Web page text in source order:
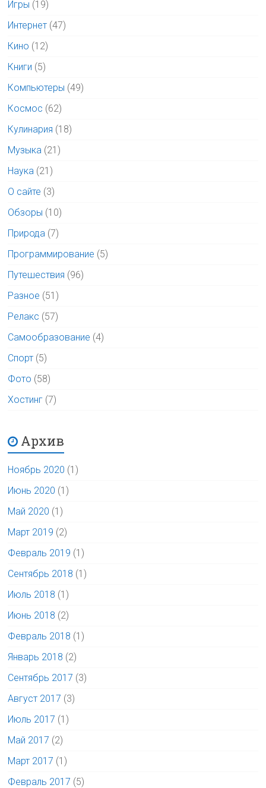
Игры (19)
Интернет (47)
Кино (12)
Книги (5)
Компьютеры (49)
Космос (62)
Кулинария (18)
Музыка (21)
Наука (21)
О сайте (3)
Обзоры (10)
Природа (7)
Программирование (5)
Путешествия (96)
Разное (51)
Релакс (57)
Самообразование (4)
Спорт (5)
Фото (58)
Хостинг (7)
Архив
Ноябрь 2020 (1)
Июнь 2020 (1)
Май 2020 (1)
Март 2019 (2)
Февраль 2019 (1)
Сентябрь 2018 (1)
Июль 2018 (1)
Июнь 2018 (2)
Февраль 2018 (1)
Январь 2018 (2)
Сентябрь 2017 (3)
Август 2017 (3)
Июль 2017 (1)
Май 2017 (2)
Март 2017 (1)
Февраль 2017 (5)